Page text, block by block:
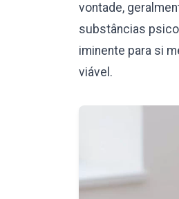
vontade,
substâncias
iminente para si
viável.